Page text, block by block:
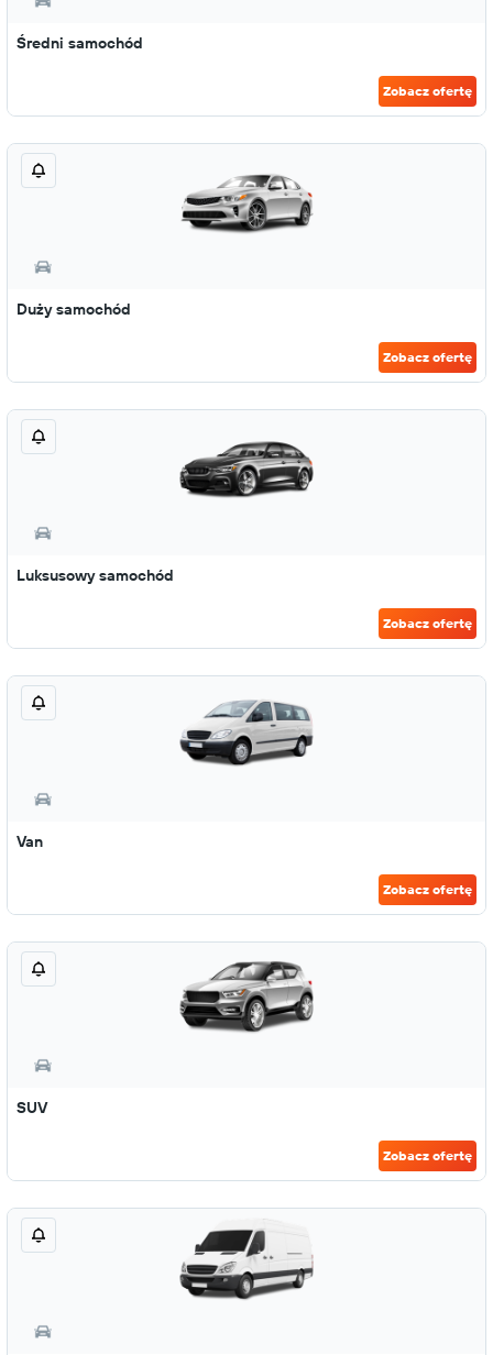
Średni samochód
Zobacz ofertę
Duży samochód
Zobacz ofertę
Luksusowy samochód
Zobacz ofertę
Van
Zobacz ofertę
SUV
Zobacz ofertę